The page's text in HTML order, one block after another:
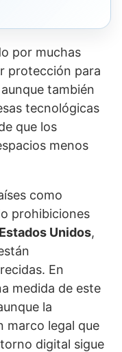
por muchas
protección para
también
tecnológicas
que los
menos
como
prohibiciones
Estados Unidos,
En
medida de este
la
marco legal que
digital sigue